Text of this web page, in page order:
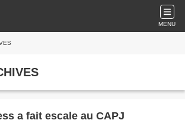
MENU
a fait escale au CAPJ